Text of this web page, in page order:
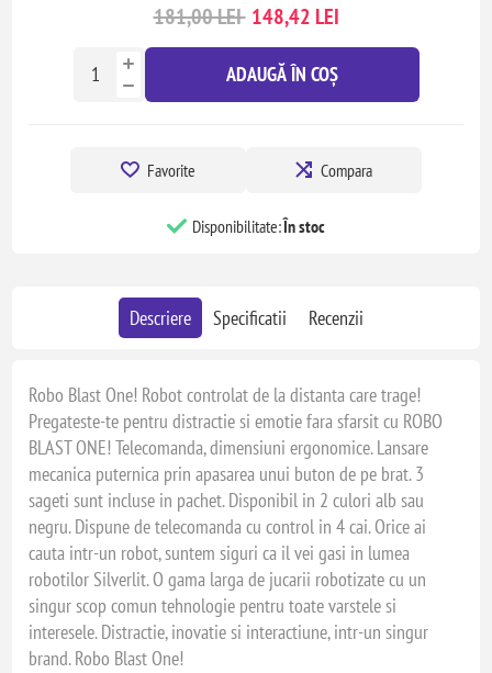
181,00 LEI 148,42 LEI
ADAUGĂ ÎN COȘ
Favorite Compara
Disponibilitate:În stoc
Descriere Specificatii Recenzii
Robo Blast One! Robot controlat de la distanta care trage!
Pregateste-te pentru distractie si emotie fara sfarsit cu ROBO
BLAST ONE! Telecomanda, dimensiuni ergonomice. Lansare
mecanica puternica prin apasarea unui buton de pe brat. 3
sageti sunt incluse in pachet. Disponibil in 2 culori alb sau
negru. Dispune de telecomanda cu control in 4 cai. Orice ai
cauta intr-un robot, suntem siguri ca il vei gasi in lumea
robotilor Silverlit. O gama larga de jucarii robotizate cu un
singur scop comun tehnologie pentru toate varstele si
interesele. Distractie, inovatie si interactiune, intr-un singur
brand. Robo Blast One!